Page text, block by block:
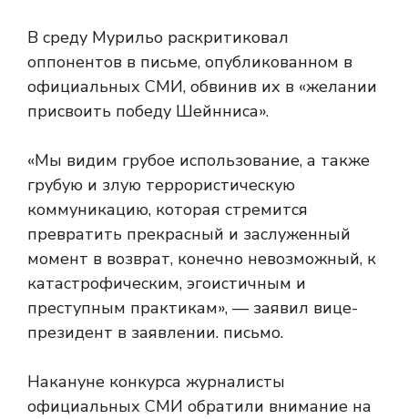
В среду Мурильо раскритиковал
оппонентов в письме, опубликованном в
официальных СМИ, обвинив их в «желании
присвоить победу Шейнниса».
«Мы видим грубое использование, а также
грубую и злую террористическую
коммуникацию, которая стремится
превратить прекрасный и заслуженный
момент в возврат, конечно невозможный, к
катастрофическим, эгоистичным и
преступным практикам», — заявил вице-
президент в заявлении. письмо.
Накануне конкурса журналисты
официальных СМИ обратили внимание на